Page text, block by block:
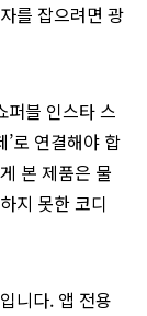
를 잡으려면 광
퍼블 인스타 스
’로 연결해야 합
본 제품은 물
지 못한 코디
입니다. 앱 전용